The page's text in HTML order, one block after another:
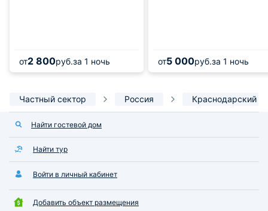
от2 800руб.за 1 ночь от5 000руб.за 1 ночь
Частный сектор Россия Краснодарский
Найти гостевой дом
Найти тур
Войти в личный кабинет
Добавить объект размещения